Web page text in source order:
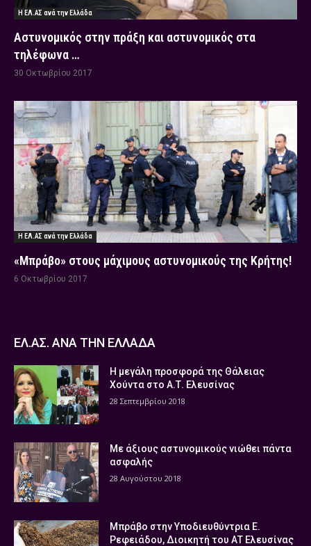
Η ΕΛ.ΑΣ ανά την Ελλάδα
Αστυνομικός στην πράξη και αστυνομικός στα
τηλέφωνα …
30 Οκτωβρίου 2017
Η ΕΛ.ΑΣ ανά την Ελλάδα
«Μπράβο» στους μάχιμους αστυνομικούς της Κρήτης!
6 Οκτωβρίου 2017
ΕΛ.ΑΣ. ΑΝΑ ΤΗΝ ΕΛΛΑΔΑ
Η μεγάλη προσφορά της Θάλειας
Χούντα στο Α.Τ. Ελευσίνας
28 Σεπτεμβρίου 2018
Με άξιους αστυνομικούς νιώθει πάντα
ασφαλής
28 Αυγούστου 2018
Μπράβο στην Υποδιευθύντρια Ε.
Ρεφειάδου, Διοικητή του ΑΤ Ελευσίνας